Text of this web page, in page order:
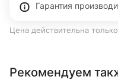
Гарантия
Цена действительна
Рекомендуем